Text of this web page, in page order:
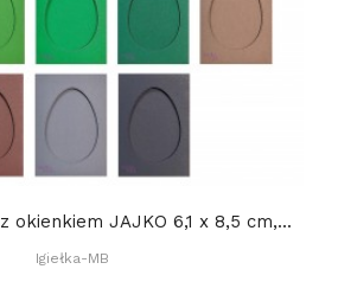
okienkiem JAJKO 6,1 x 8,5 cm,...
Igiełka-MB